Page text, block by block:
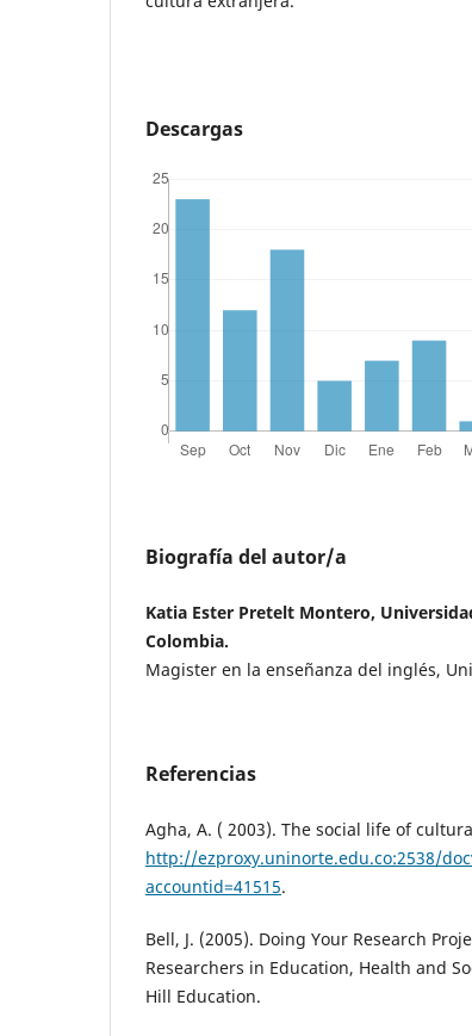
Descargas
Biografía del autor/a
Katia Ester Pretelt Montero,
Colombia.
Magister en la enseñanza del inglés,
Referencias
Agha, A. ( 2003). The social life of
http://ezproxy.uninorte.edu.co:2538/
accountid=41515.
Bell, J. (2005). Doing Your Research
Researchers in Education, Health and
Hill Education.